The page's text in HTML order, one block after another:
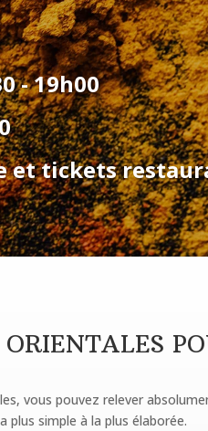
- 19h00
et tickets
ORIENTALES
vous pouvez relever
plus simple à la plus élaborée.